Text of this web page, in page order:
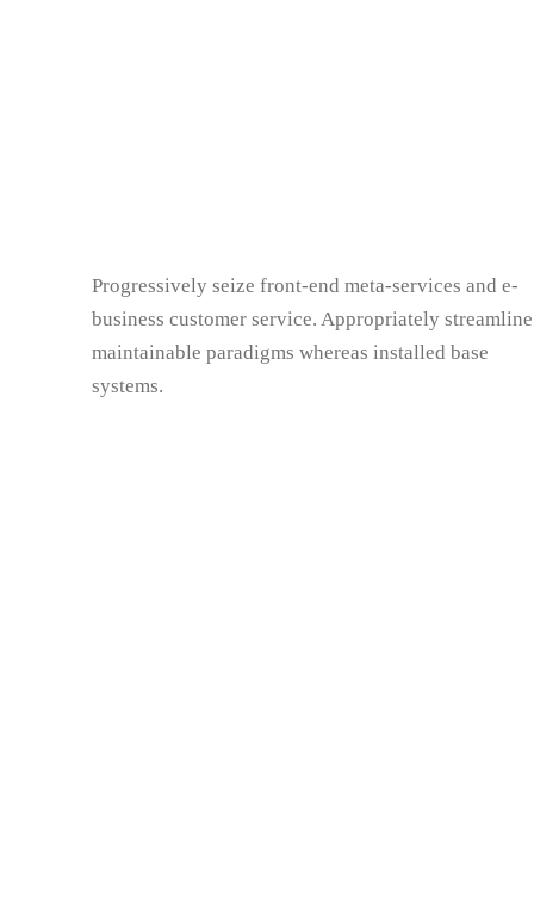
Progressively seize front-end meta-services and e-
business customer service. Appropriately streamline
maintainable paradigms whereas installed base
systems.